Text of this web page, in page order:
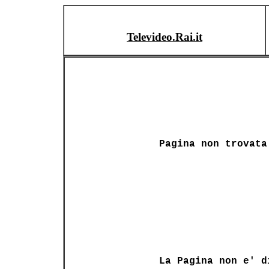
Televideo.Rai.it
Pagina non trovata
La Pagina non e'